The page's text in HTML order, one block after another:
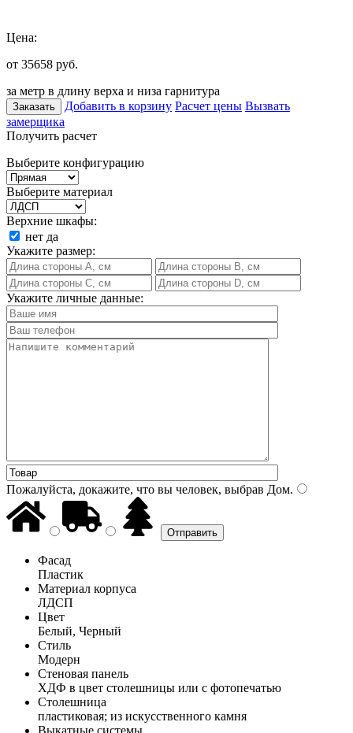
Цена:
от 35658 руб.
за метр в длину верха и низа гарнитура
Заказать Добавить в корзину Расчет цены Вызвать
замерщика
Получить расчет
Выберите конфигурацию
Выберите материал
Верхние шкафы:
нет да
Укажите размер:
Укажите личные данные:
Пожалуйста, докажите, что вы человек, выбрав Дом.
Фасад
Пластик
Материал корпуса
ЛДСП
Цвет
Белый, Черный
Стиль
Модерн
Стеновая панель
ХДФ в цвет столешницы или с фотопечатью
Столешница
пластиковая; из искусственного камня
Выкатные системы